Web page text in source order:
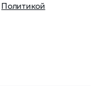
Политикой